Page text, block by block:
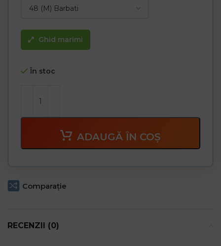
Ghid marimi
În stoc
ADAUGĂ ÎN COȘ
Comparaţie
RECENZII (0)